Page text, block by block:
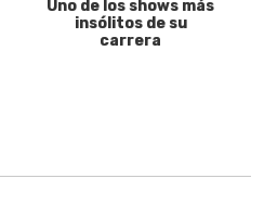
Uno de los shows más
insólitos de su
carrera